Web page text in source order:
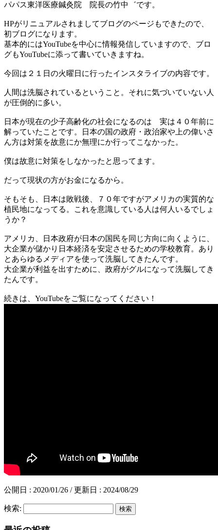
パパス東洋医療鍼灸院 院長の竹中゛です。
HPがリニュアルされましてブログのページもできたので、
初ブログになります。
基本的にはYouTubeを中心に情報発信していますので、ブロ
グもYouTubeに添って書いていきますね。
今回は２１日の火曜日に行ったインスタライブの内容です。
人間は洗脳されているということ。それに気づいていない人
が圧倒的に多い。
日本が現在の少子高齢化の社会になるのは 実は４０年前に
解っていたことです。日本の国の政府・政治家や上の偉いさ
ん方は対策を故意にか無理にか行ってこなかった。
僕は故意に対策をしなかったと思ってます。
だって現状の方がお金になるから。
そもそも、日本は敗戦後、７０年ですがアメリカの実質的な
植民地になってる。これを意識している人は何人いるでしょ
うか？
アメリカ、日本政府が日本の国民を同じ方向に向くように、
大企業が儲かり日本経済を安定させるための学校教育。あり
とあらゆるメディアを使って洗脳してきたんです。
大企業が利益を出すために、政府がグルになって洗脳してき
たんです。
続きは、YouTubeをご覧になってください！
公開日 : 2020/01/26 / 更新日 : 2024/08/29
検索: